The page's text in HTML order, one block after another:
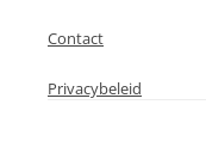
Contact
Privacybeleid